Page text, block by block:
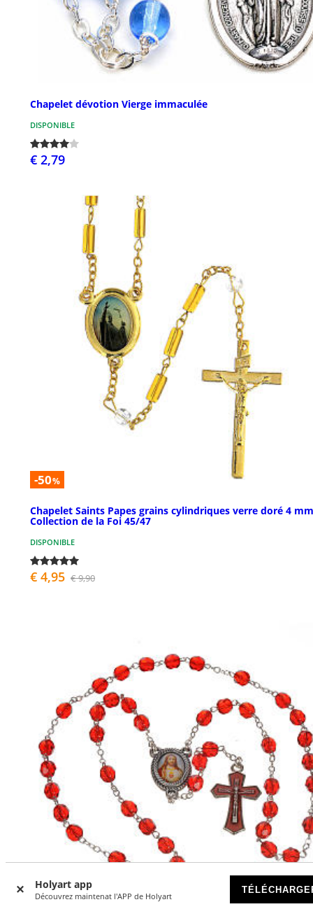
Holyart app
Découvrez maintenat l'APP de Holyart
Chapelet dévotion Vierge immaculée
DISPONIBLE
€ 2,79
-50%
Chapelet Saints Papes grains cylindriques verre doré 4
Collection de la Foi 45/47
DISPONIBLE
€ 4,95 € 9,90